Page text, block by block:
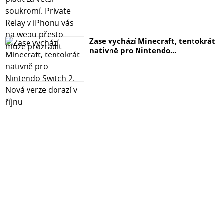
Zase vychází Minecraft, tentokrát
nativně pro Nintendo...